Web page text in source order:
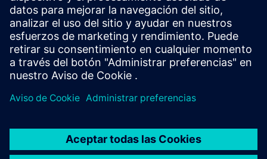
Oferta personalizada
¿Necesita una oferta personalizada? Indíquenos sus datos
personales y le enviaremos inmediatamente una oferta
personalizada a su dirección de correo electrónico.
Enviar una oferta personal